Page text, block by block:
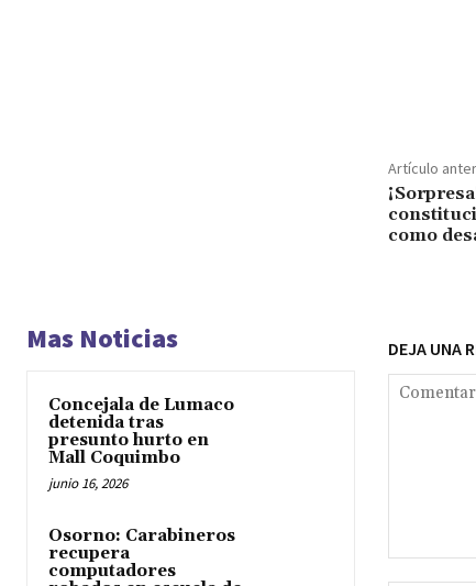
Artículo
como
Mas Noticias
Concejala de Lumaco
detenida tras
presunto hurto en
Mall Coquimbo
junio 16, 2026
Osorno: Carabineros
recupera
computadores
DEJA UNA